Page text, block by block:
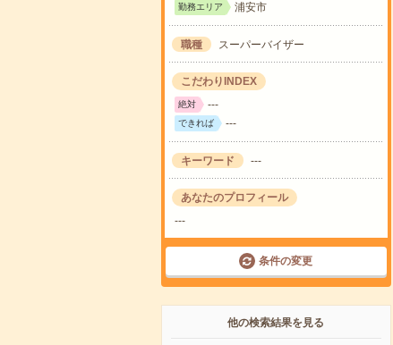
勤務エリア 浦安市
職種 スーパーバイザー
こだわりINDEX
絶対 ---
できれば ---
キーワード ---
あなたのプロフィール
---
条件の変更
他の検索結果を見る